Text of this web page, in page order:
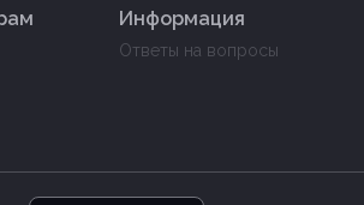
Информация
Ответы на вопросы